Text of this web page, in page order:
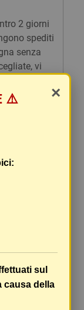
2 giorni
spediti
senza
vi
I costi
trasporto
i
è
di
rischio,
in
×
⚠️
sul
causa della